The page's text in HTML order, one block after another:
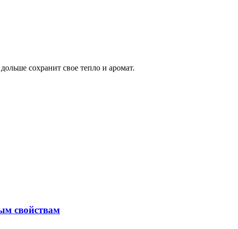
сохранит свое тепло и аромат.
свойствам